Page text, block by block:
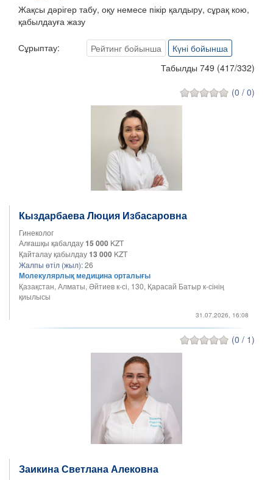
Жақсы дәрігер табу, оқу немесе пікір қалдыру, сұрақ кою,
қабылдауға жазу
Сұрыптау: Рейтинг бойынша
Күні бойынша
Табылды 749 (417/332)
(0 / 0)
Кыздарбаева Люция Избасаровна
Гинеколог
Алғашқы қабалдау15 000 KZT
Қайталау қабылдау13 000 KZT
Жалпы өтіл (жыл):26
Молекулярлық медицина орталығы
Қазақстан, Алматы, Әйтиев к-сі, 130, Қарасай Батыр к-сінің
қиылысы
31.07.2026, 16:08
(0 / 1)
Заикина Светлана Алековна